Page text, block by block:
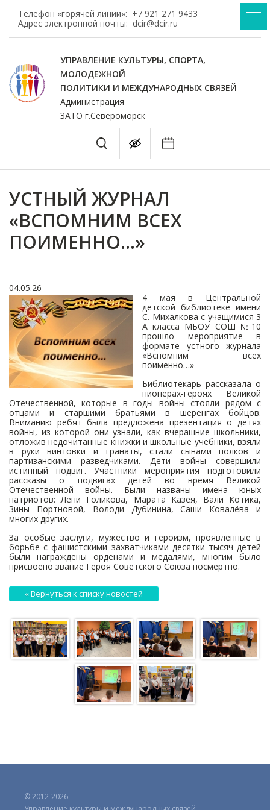
Телефон «горячей линии»: +7 921 271 9433
Адрес электронной почты: dcir@dcir.ru
УПРАВЛЕНИЕ КУЛЬТУРЫ, СПОРТА,
МОЛОДЕЖНОЙ
ПОЛИТИКИ И МЕЖДУНАРОДНЫХ СВЯЗЕЙ
Администрация
ЗАТО г.Североморск
УСТНЫЙ ЖУРНАЛ
«ВСПОМНИМ ВСЕХ
ПОИМЕННО…»
04.05.26
4 мая в Центральной
детской библиотеке имени
С. Михалкова с учащимися 3
А класса МБОУ СОШ №10
прошло мероприятие в
формате устного журнала
«Вспомним всех
поименно…»
Библиотекарь рассказала о
пионерах-героях Великой
Отечественной, которые в годы войны стояли рядом с
отцами и старшими братьями в шеренгах бойцов.
Вниманию ребят была предложена презентация о детях
войны, из которой они узнали, как вчерашние школьники,
отложив недочитанные книжки и школьные учебники, взяли
в руки винтовки и гранаты, стали сынами полков и
партизанскими разведчиками. Дети войны совершили
истинный подвиг. Участники мероприятия подготовили
рассказы о подвигах детей во время Великой
Отечественной войны. Были названы имена юных
патриотов: Лени Голикова, Марата Казея, Вали Котика,
Зины Портновой, Володи Дубинина, Саши Ковалёва и
многих других.
За особые заслуги, мужество и героизм, проявленные в
борьбе с фашистскими захватчиками десятки тысяч детей
были награждены орденами и медалями, многим было
присвоено звание Героя Советского Союза посмертно.
« Вернуться к списку новостей
© 2012-2026